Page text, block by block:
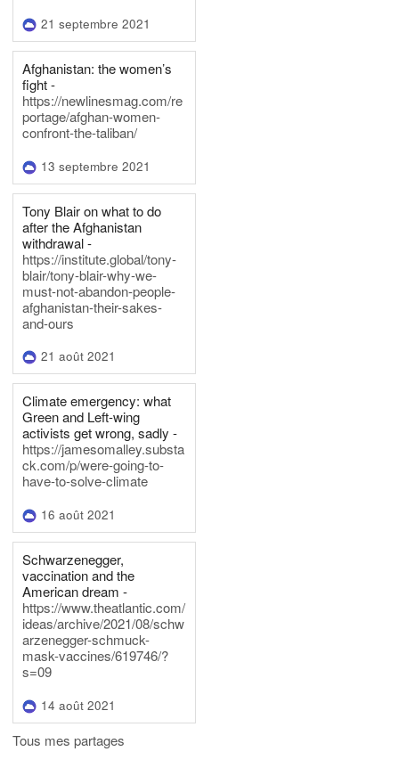
21 septembre 2021
Afghanistan: the women’s
fight -
https://newlinesmag.com/re
portage/afghan-women-
confront-the-taliban/
13 septembre 2021
Tony Blair on what to do
after the Afghanistan
withdrawal -
https://institute.global/tony-
blair/tony-blair-why-we-
must-not-abandon-people-
afghanistan-their-sakes-
and-ours
21 août 2021
Climate emergency: what
Green and Left-wing
activists get wrong, sadly -
https://jamesomalley.substa
ck.com/p/were-going-to-
have-to-solve-climate
16 août 2021
Schwarzenegger,
vaccination and the
American dream -
https://www.theatlantic.com/
ideas/archive/2021/08/schw
arzenegger-schmuck-
mask-vaccines/619746/?
s=09
14 août 2021
Tous mes partages